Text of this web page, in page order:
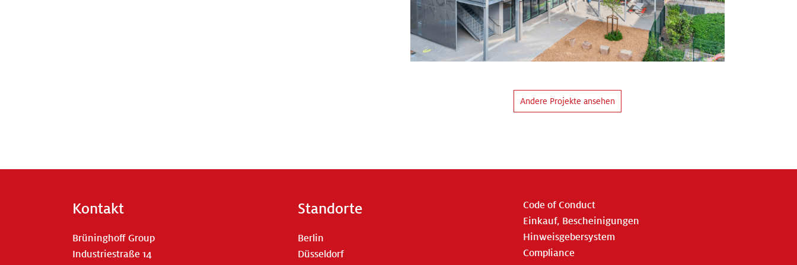
Andere Projekte ansehen
Kontakt
Brüninghoff Group
Industriestraße 14
Standorte
Berlin
Düsseldorf
Code of Conduct
Einkauf, Bescheinigungen
Hinweisgebersystem
Compliance